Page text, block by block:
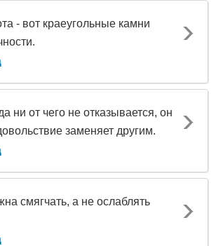
- вот краеугольные камни
ни от чего не отказывается, он
заменяет другим.
смягчать, а не ослаблять